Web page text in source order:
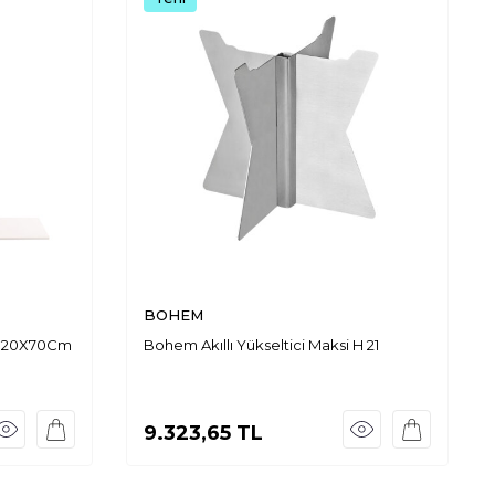
20X70Cm
BOHEM
Bohem Akıllı Yükseltici Maksi H 21
9.323,65TL